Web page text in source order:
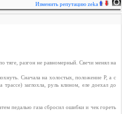
Изменить репутацию zeka
тяге, разгон не равномерный. Свечи менял на
Сначала на холостых, положение Р, а с
заглохла, руль клином, еле доехал до
педалью газа сбросил ошибки и чек гореть